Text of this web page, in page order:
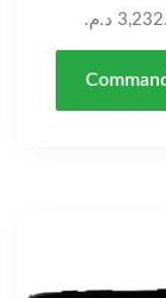
د.م.